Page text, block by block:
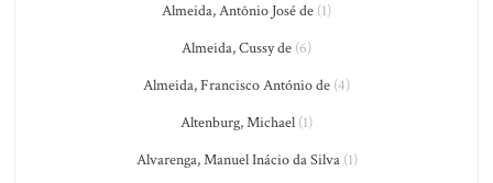
Almeida, Antônio José de (1)
Almeida, Cussy de (6)
Almeida, Francisco António de (4)
Altenburg, Michael (1)
Alvarenga, Manuel Inácio da Silva(1)